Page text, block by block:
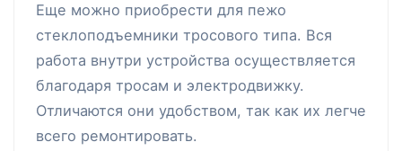
Еще можно приобрести для пежо
стеклоподъемники тросового типа. Вся
работа внутри устройства осуществляется
благодаря тросам и электродвижку.
Отличаются они удобством, так как их легче
всего ремонтировать.